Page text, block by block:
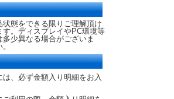
態をできる限りご理解頂け
す。ディスプレイやPC環境等
少異なる場合がございま
、必ず金額入り明細をお入